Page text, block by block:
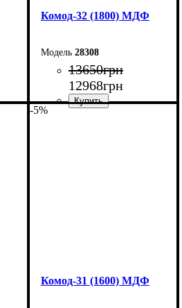
Комод-32 (1800) МДФ
28308
13650грн
12968грн
-5%
Комод-31 (1600) МДФ